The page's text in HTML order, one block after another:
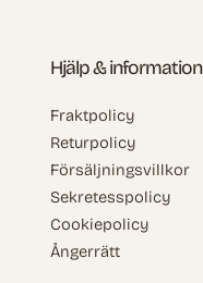
Hjälp & information
Fraktpolicy
Returpolicy
Försäljningsvillkor
Sekretesspolicy
Cookiepolicy
Ångerrätt